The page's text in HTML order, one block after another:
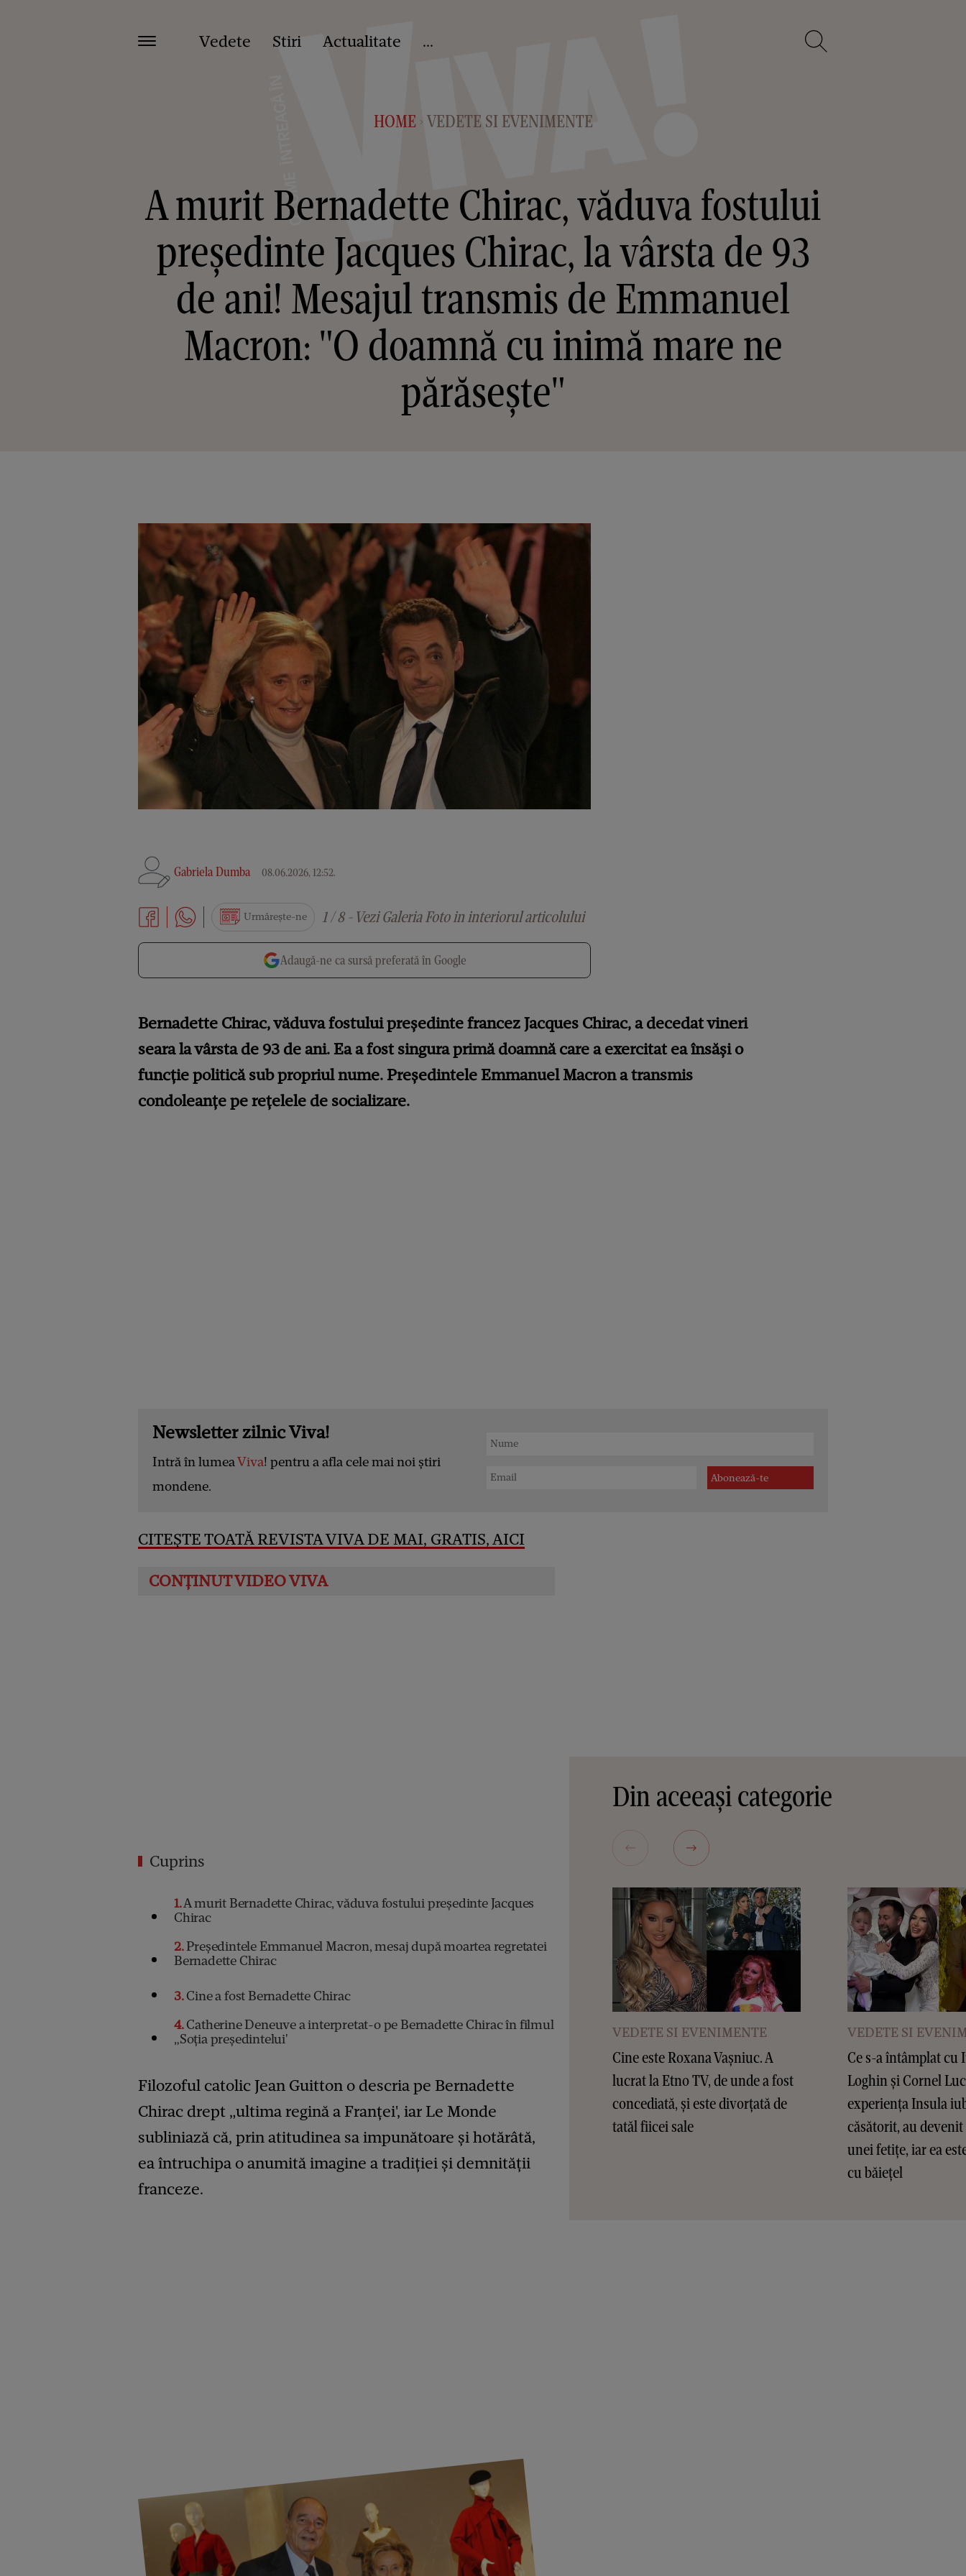
Vedete Stiri Actualitate ...
HOME > VEDETE SI EVENIMENTE
A murit Bernadette Chirac, văduva fostului
președinte Jacques Chirac, la vârsta de 93
de ani! Mesajul transmis de Emmanuel
Macron: "O doamnă cu inimă mare ne
părăsește"
Gabriela Dumba 08.06.2026, 12:52.
Urmărește-ne 1 / 8 - Vezi Galeria Foto in interiorul articolului
Adaugă-ne ca sursă preferată în Google
Bernadette Chirac, văduva fostului președinte francez Jacques Chirac, a decedat vineri
seara la vârsta de 93 de ani. Ea a fost singura primă doamnă care a exercitat ea însăși o
funcție politică sub propriul nume. Președintele Emmanuel Macron a transmis
condoleanțe pe rețelele de socializare.
Newsletter zilnic Viva!
Intră în lumeaViva! pentru a afla cele mai noi știri
mondene.
CITEȘTE TOATĂ REVISTA VIVA DE MAI, GRATIS, AICI
Cuprins
1A murit Bernadette Chirac, văduva fostului președinte Jacques
Chirac
2Președintele Emmanuel Macron, mesaj după moartea regretatei
Bernadette Chirac
3Cine a fost Bernadette Chirac
4Catherine Deneuve a interpretat-o pe Bernadette Chirac în filmul
„Soția președintelui'
Filozoful catolic Jean Guitton o descria pe Bernadette
Chirac drept „ultima regină a Franței', iar Le Monde
subliniază că, prin atitudinea sa impunătoare și hotărâtă,
ea întruchipa o anumită imagine a tradiției și demnității
franceze.
Din aceeași categorie
VEDETE SI EVENIMENTE
Cine este Roxana Vașniuc. A
lucrat la Etno TV, de unde a fost
concediată, și este divorțată de
tatăl fiicei sale
VEDETE SI
Ce s-a întâmplat cu
Loghin și Cornel
experiența Insula
căsătorit, au
unei fetițe, iar ea
cu băiețel